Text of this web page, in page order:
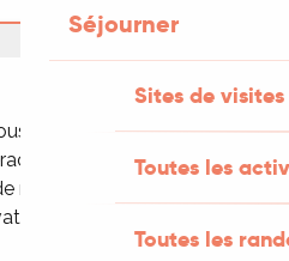
Séjourner
Sites de visites
Toutes les
Toutes les
devez résoudre un
rythmé d'énigmes, de
mécanismes secrets en
Réservable